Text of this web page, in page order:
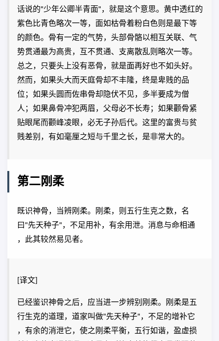
话说的"少年公卿半青面"，就是这个意思。黄中透红的
紫色比青色略次一等，面如枯骨着粉白色则是最下等
的颜色。骨有一定的气势，头部骨骼以相互关联、气
势贯通最为高贵，互不贯通、支离散乱则略次一等。
总之，只要头上没有恶骨，就是面再好也不如头好。
然而，如果头大而天庭骨却不丰隆，终是卑贱的品
位；如果头圆而佐串骨却隐伏不见，多半要成为僧
人；如果鼻骨冲犯两眉，父母必不长寿；如果颧骨紧
贴眼尾而颧峰凌眼，必无子孙后代。这里的富贵与贫
贱差别，有如毫厘之短与千里之长，是非常大的。
第二刚柔
既识神骨，当辨刚柔。刚柔，则五行生克之数，名
曰"先天种子"，不足用补，有余用泄。消息与命相通
，此其较然易见者。
[译文]
已经鉴识神骨之后，应当进一步辨别刚柔。刚柔是五
行生克的道理，道家叫做"先天种子"，不足的增补它
，有余的消泄它，使之刚柔平衡，五行如谐，盈虚损